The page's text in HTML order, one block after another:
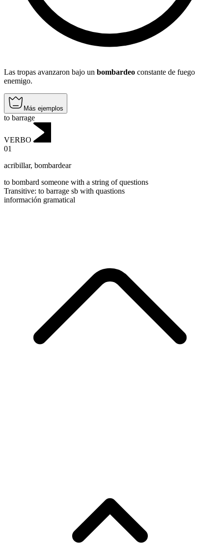
Las tropas avanzaron bajo un bombardeo constante de fuego
enemigo.
Más ejemplos
to barrage
VERBO
01
acribillar, bombardear
to bombard someone with a string of questions
Transitive: to barrage sb with quastions
información gramatical